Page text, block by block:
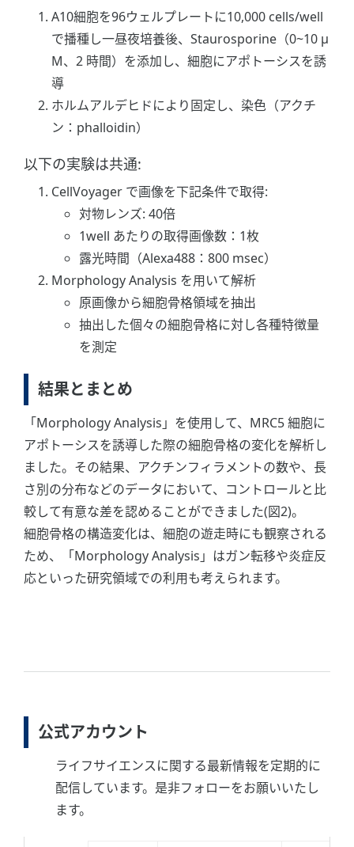
A10細胞を96ウェルプレートに10,000 cells/well
で播種し一昼夜培養後、Staurosporine（0~10 μ
M、2 時間）を添加し、細胞にアポトーシスを誘
導
ホルムアルデヒドにより固定し、染色（アクチ
ン：phalloidin）
以下の実験は共通:
CellVoyager で画像を下記条件で取得:
対物レンズ: 40倍
1well あたりの取得画像数：1枚
露光時間（Alexa488：800 msec）
Morphology Analysis を用いて解析
原画像から細胞骨格領域を抽出
抽出した個々の細胞骨格に対し各種特徴量
を測定
結果とまとめ
「Morphology Analysis」を使用して、MRC5 細胞に
アポトーシスを誘導した際の細胞骨格の変化を解析し
ました。その結果、アクチンフィラメントの数や、長
さ別の分布などのデータにおいて、コントロールと比
較して有意な差を認めることができました(図2)。
細胞骨格の構造変化は、細胞の遊走時にも観察される
ため、「Morphology Analysis」はガン転移や炎症反
応といった研究領域での利用も考えられます。
公式アカウント
ライフサイエンスに関する最新情報を定期的に
配信しています。是非フォローをお願いいたし
ます。